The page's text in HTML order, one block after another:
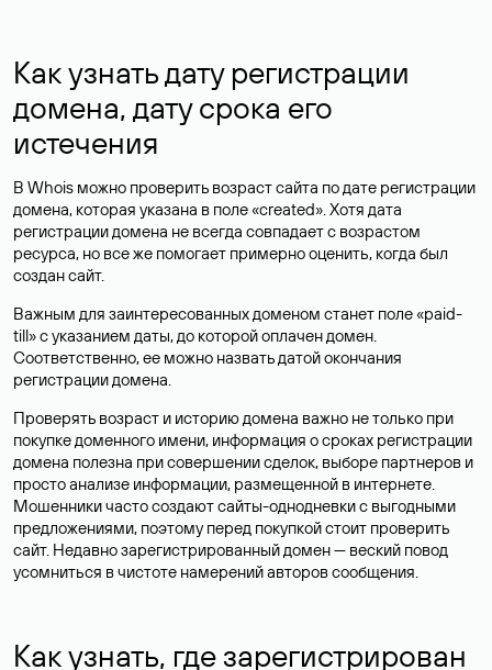
Как узнать дату регистрации
домена, дату срока его
истечения
В Whois можно проверить возраст сайта по дате регистрации
домена, которая указана в поле «created». Хотя дата
регистрации домена не всегда совпадает с возрастом
ресурса, но все же помогает примерно оценить, когда был
создан сайт.
Важным для заинтересованных доменом станет поле «paid-
till» с указанием даты, до которой оплачен домен.
Соответственно, ее можно назвать датой окончания
регистрации домена.
Проверять возраст и историю домена важно не только при
покупке доменного имени, информация о сроках регистрации
домена полезна при совершении сделок, выборе партнеров и
просто анализе информации, размещенной в интернете.
Мошенники часто создают сайты-однодневки с выгодными
предложениями, поэтому перед покупкой стоит проверить
сайт. Недавно зарегистрированный домен — веский повод
усомниться в чистоте намерений авторов сообщения.
Как узнать, где зарегистрирован